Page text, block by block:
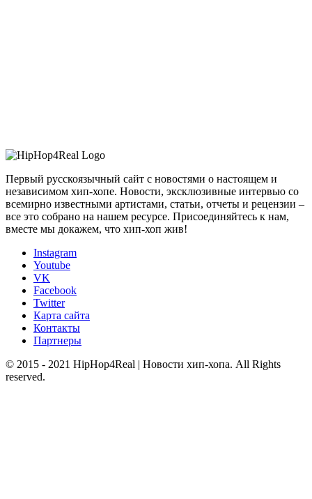
Первый русскоязычный сайт с новостями о настоящем и
независимом хип-хопе. Новости, эксклюзивные интервью со
всемирно известными артистами, статьи, отчеты и рецензии –
все это собрано на нашем ресурсе. Присоединяйтесь к нам,
вместе мы докажем, что хип-хоп жив!
Instagram
Youtube
VK
Facebook
Twitter
Карта сайта
Контакты
Партнеры
© 2015 - 2021 HipHop4Real | Новости хип-хопа. All Rights
reserved.